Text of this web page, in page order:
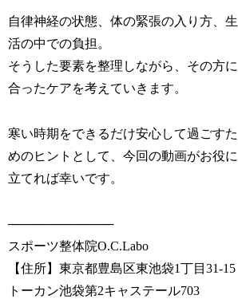
自律神経の状態、体の緊張の入り方、生
活の中での負担。
そうした要素を整理しながら、その方に
合ったケアを考えていきます。
寒い時期をできるだけ安心して過ごすた
めのヒントとして、今回の動画がお役に
立てれば幸いです。
────────────
スポーツ整体院O.C.Labo
【住所】東京都豊島区東池袋1丁目31-15
トーカン池袋第2キャステール703